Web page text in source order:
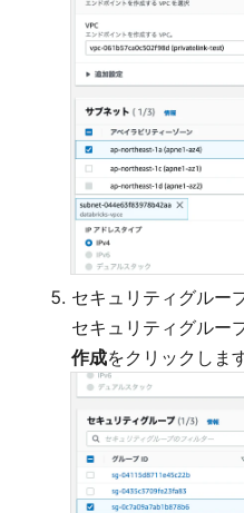
セキュリティグルー
セキュリティグルー
作成をクリックします